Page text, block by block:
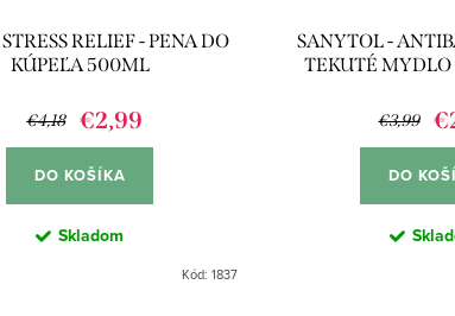
RELIEF - PENA DO
KÚPEĽA 500ML
€4,18 €2,99
DO KOŠÍKA
Skladom
Kód:1837
SANYTOL -
TEKUTÉ
€3,99
DO